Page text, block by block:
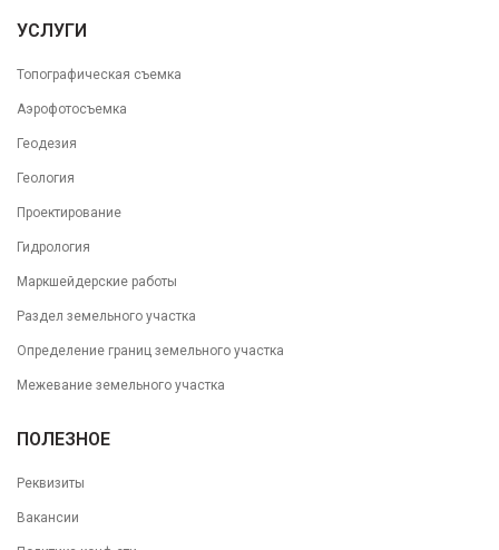
УСЛУГИ
Топографическая съемка
Аэрофотосъемка
Геодезия
Геология
Проектирование
Гидрология
Маркшейдерские работы
Раздел земельного участка
Определение границ земельного участка
Межевание земельного участка
ПОЛЕЗНОЕ
Реквизиты
Вакансии